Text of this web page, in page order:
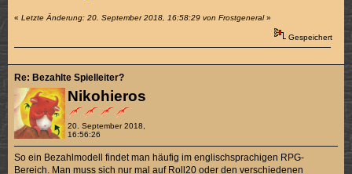
«Letzte Änderung: 20. September 2018, 16:58:29 von Frostgeneral»
Gespeichert
Nikohieros
20. September 2018,
16:56:26
Re: Bezahlte Spielleiter?
So ein Bezahlmodell findet man häufig im englischsprachigen RPG-
Bereich. Man muss sich nur mal auf Roll20 oder den verschiedenen